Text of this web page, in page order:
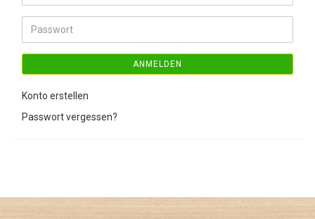
Mail-
Adresse
Passwort
ANMELDEN
Konto erstellen
Passwort vergessen?